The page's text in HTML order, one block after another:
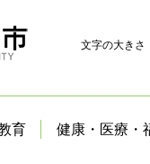
文字の大きさ
育 健康・医療・